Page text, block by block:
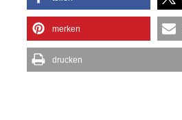
merken
drucken